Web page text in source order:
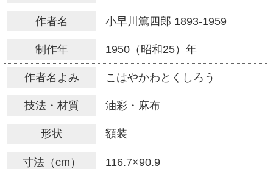
作者名 小早川篤四郎 1893-1959
制作年 1950（昭和25）年
作者名よみ こはやかわとくしろう
技法・材質 油彩・麻布
形状 額装
寸法（cm） 116.7×90.9